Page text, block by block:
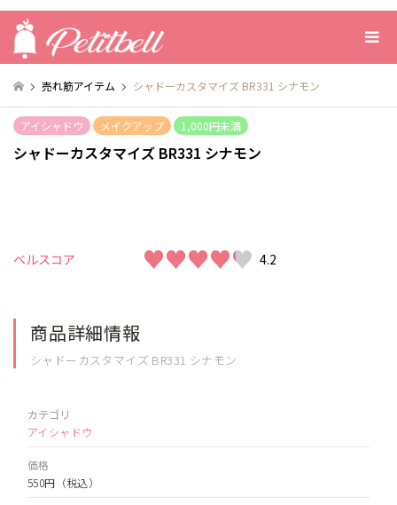
売れ筋アイテム シャドーカスタマイズ BR331 シナモン
アイシャドウ メイクアップ 1,000円未満
シャドーカスタマイズ BR331 シナモン
ベルスコア ♥♥♥♥♥
♥♥♥♥♥ 4.2
商品詳細情報
シャドーカスタマイズ BR331 シナモン
カテゴリ
アイシャドウ
価格
550円 （税込）